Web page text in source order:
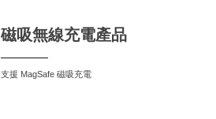
磁吸無線充電產品
支援 MagSafe 磁吸充電